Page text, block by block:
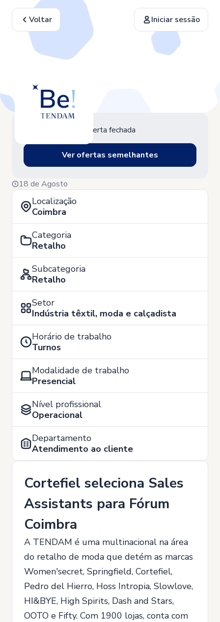
Voltar Iniciar sessão
Oferta fechada
Ver ofertas semelhantes
18 de Agosto
Localização
Coimbra
Categoria
Retalho
Subcategoria
Retalho
Setor
Indústria têxtil, moda e calçadista
Horário de trabalho
Turnos
Modalidade de trabalho
Presencial
Nível profissional
Operacional
Departamento
Atendimento ao cliente
Cortefiel seleciona Sales
Assistants para Fórum
Coimbra
A TENDAM é uma multinacional na área
do retalho de moda que detém as marcas
Women'secret, Springfield, Cortefiel,
Pedro del Hierro, Hoss Intropia, Slowlove,
HI&BYE, High Spirits, Dash and Stars,
OOTO e Fifty. Com 1900 lojas, conta com